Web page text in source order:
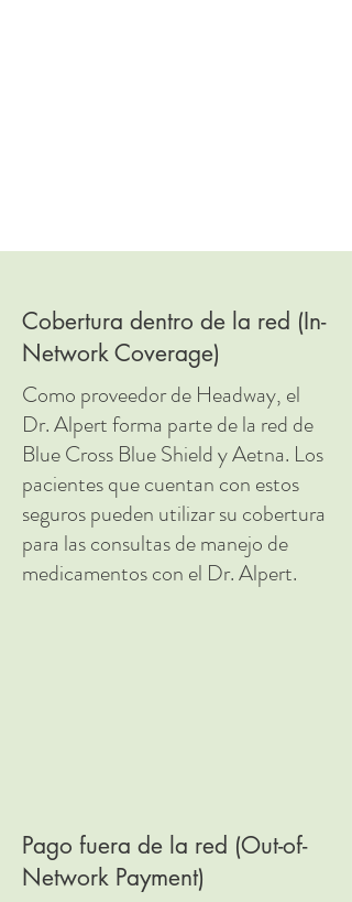
Cobertura dentro de la red (In-
Network Coverage)
Como proveedor de Headway, el
Dr. Alpert forma parte de la red de
Blue Cross Blue Shield y Aetna. Los
pacientes que cuentan con estos
seguros pueden utilizar su cobertura
para las consultas de manejo de
medicamentos con el Dr. Alpert.
Pago fuera de la red (Out-of-
Network Payment)